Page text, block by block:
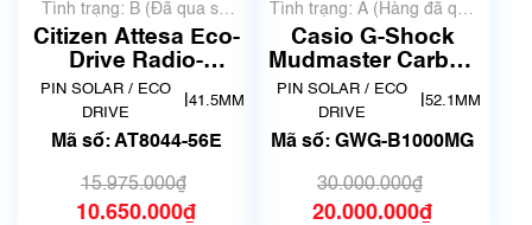
Tình trạng: B (Đã qua sử
dụng, hàng đẹp, có chút
xước dăm)
Citizen Attesa Eco-
Drive Radio-
Controlled AT8044-
56E
PIN SOLAR / ECO
DRIVE
41.5MM
Mã số: AT8044-56E
15.975.000₫
10.650.000₫
Tình trạng: A (Hàng đã qua
sử dụng nhưng rất đẹp,
không có xước)
Casio G-Shock
Mudmaster Carbon
Core Guard GWG-
B1000MG
PIN SOLAR / ECO
DRIVE
52.1MM
Mã số: GWG-B1000MG
30.000.000₫
20.000.000₫